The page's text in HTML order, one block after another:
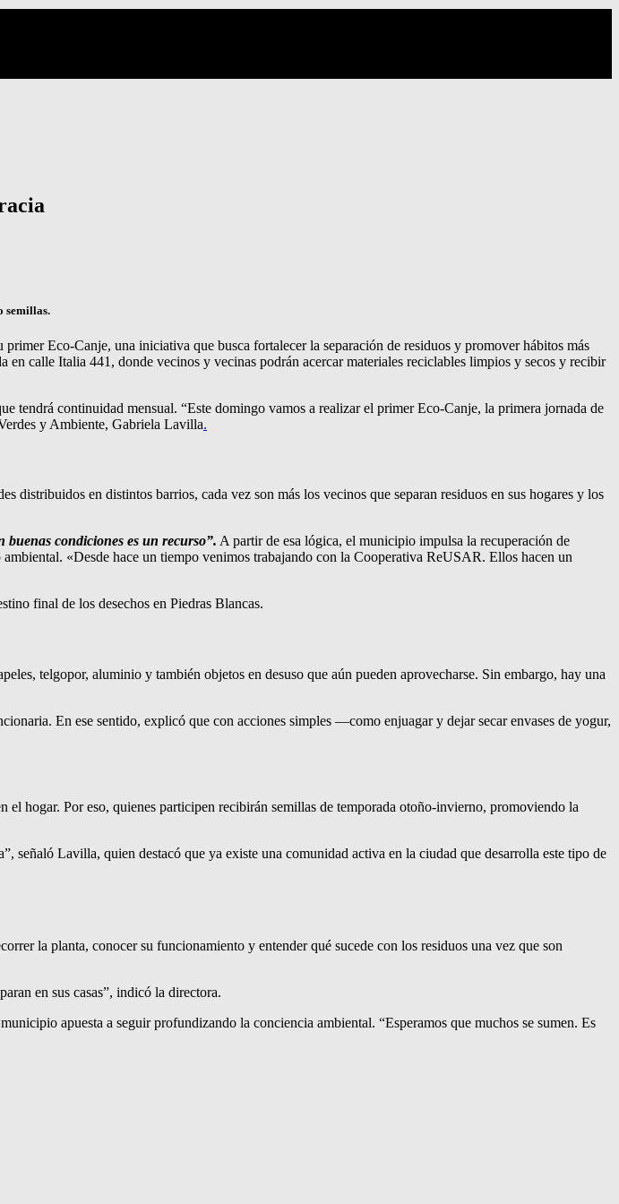
semillas.
Eco-Canje, una iniciativa que busca fortalecer la separación de residuos y promover hábitos más
calle Italia 441, donde vecinos y vecinas podrán acercar materiales reciclables limpios y secos y recibir
tendrá continuidad mensual. “Este domingo vamos a realizar el primer Eco-Canje, la primera jornada de
y Ambiente, Gabriela Lavilla.
en distintos barrios, cada vez son más los vecinos que separan residuos en sus hogares y los
buenas condiciones es un recurso”. A partir de esa lógica, el municipio impulsa la recuperación de
«Desde hace un tiempo venimos trabajando con la Cooperativa ReUSAR. Ellos hacen un
final de los desechos en Piedras Blancas.
telgopor, aluminio y también objetos en desuso que aún pueden aprovecharse. Sin embargo, hay una
En ese sentido, explicó que con acciones simples —como enjuagar y dejar secar envases de yogur,
hogar. Por eso, quienes participen recibirán semillas de temporada otoño-invierno, promoviendo la
señaló Lavilla, quien destacó que ya existe una comunidad activa en la ciudad que desarrolla este tipo de
la planta, conocer su funcionamiento y entender qué sucede con los residuos una vez que son
en sus casas”, indicó la directora.
apuesta a seguir profundizando la conciencia ambiental. “Esperamos que muchos se sumen. Es